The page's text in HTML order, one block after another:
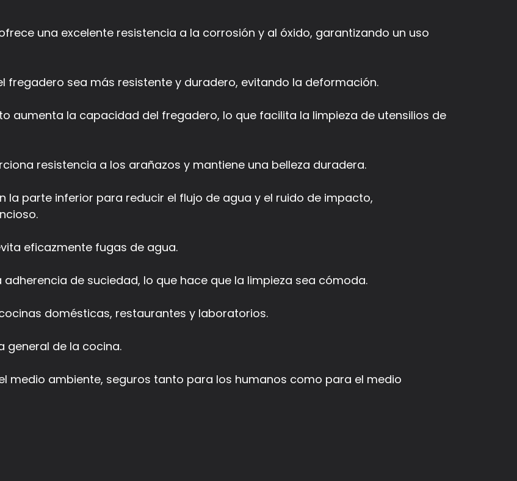
una excelente resistencia a la corrosión y al óxido, garantizando un uso
fregadero sea más resistente y duradero, evitando la deformación.
aumenta la capacidad del fregadero, lo que facilita la limpieza de utensilios de
resistencia a los arañazos y mantiene una belleza duradera.
la parte inferior para reducir el flujo de agua y el ruido de impacto,
eficazmente fugas de agua.
de suciedad, lo que hace que la limpieza sea cómoda.
domésticas, restaurantes y laboratorios.
general de la cocina.
medio ambiente, seguros tanto para los humanos como para el medio